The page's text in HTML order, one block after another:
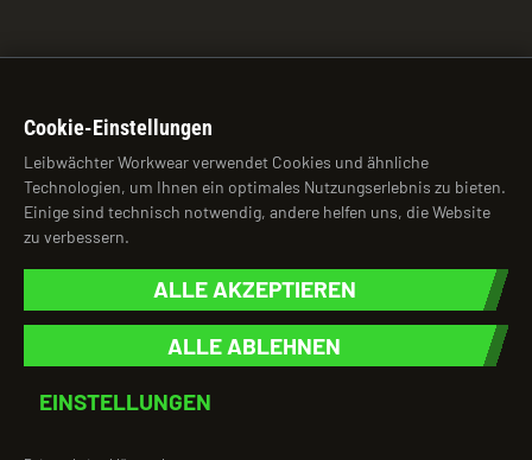
© 2026 Leibwächter Workwear
brightness_auto
Datenschutzhinweise
Cookie-Einstellungen
Cookie-Einstellungen
Leibwächter Workwear verwendet Cookies und ähnliche
Technologien, um Ihnen ein optimales Nutzungserlebnis zu bieten.
Einige sind technisch notwendig, andere helfen uns, die Website
zu verbessern.
ALLE AKZEPTIEREN
ALLE ABLEHNEN
EINSTELLUNGEN